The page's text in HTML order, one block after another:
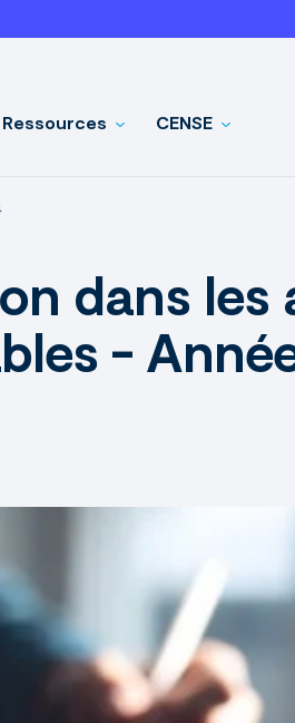
Ressources CENSE
dans les
-